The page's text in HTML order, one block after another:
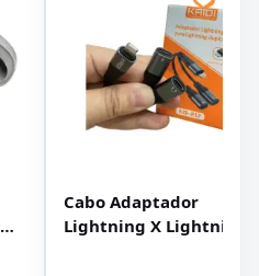
Cabo Adaptador
Lightning X Lightning